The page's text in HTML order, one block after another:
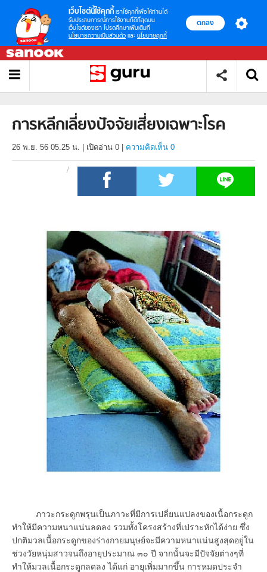
เว็บไซต์นี้ใช้คุกกี้ เราใช้คุกกี้เพื่อให้ท่านได้
รับประสบการณ์การใช้งานที่ดีที่สุดบน
เว็บไซต์ของเรา โปรดศึกษาเพิ่มเติมที่
นโยบายความเป็นส่วนตัว และ นโยบายคุกกี้
ตกลง
การหลีกเลี่ยงปัจจัยเสี่ยงเฉพาะโรค
26 พ.ย. 56 05.25 น. เปิดอ่าน 0 ความคิดเห็น 0
ภาวะกระดูกพรุนเป็นภาวะที่มีการเปลี่ยนแปลงของเนื้อกระดูก
ทำให้มีความหนาแน่นลดลง รวมทั้งโครงสร้างที่เปราะหักได้ง่าย ซึ่ง
ปกติมวลเนื้อกระดูกของร่างกายมนุษย์จะมีความหนาแน่นสูงสุดอยู่่ใน
ช่วงวัยหนุ่มสาวจนถึงอายุประมาณ ๓๐ ปี จากนั้นจะมีปัจจัยต่างๆที่
ทำให้มวลเนื้อกระดูกลดลง ได้แก่ อายุเพิ่มมากขึ้น การหมดประจำ